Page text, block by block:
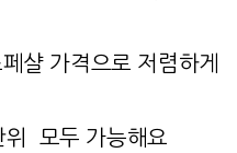
샬 가격으로 저렴하게
위 모두 가능해요